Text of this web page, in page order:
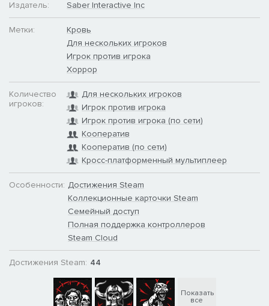
Издатель:
Saber Interactive Inc
Метки:
Кровь
Для нескольких игроков
Игрок против игрока
Хоррор
Количество
игроков:
Для нескольких игроков
Игрок против игрока
Игрок против игрока (по сети)
Кооператив
Кооператив (по сети)
Кросс-платформенный мультиплеер
Особенности: Достижения Steam
Коллекционные карточки Steam
Семейный доступ
Полная поддержка контроллеров
Steam Cloud
Достижения Steam: 44
Показать
все